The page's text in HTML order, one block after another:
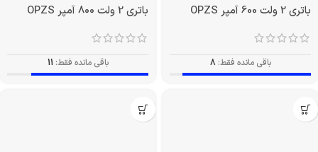
باتری 2 ولت 600 آمپر OPZS
باقی مانده فقط: 8
باتری 2 ولت 800 آمپر OPZS
باقی مانده فقط: 11